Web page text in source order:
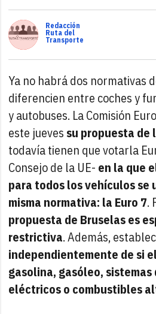
Redacción
Ruta del
Transporte
Ya no habrá dos normativas
diferencien entre coches y
y autobuses. La Comisión
este jueves su propuesta de
todavía tienen que votarla
Consejo de la UE- en la que
para todos los vehículos se
misma normativa: la Euro 7.
propuesta de Bruselas es
restrictiva. Además,
independientemente de si
gasolina, gasóleo,
eléctricos o combustibles